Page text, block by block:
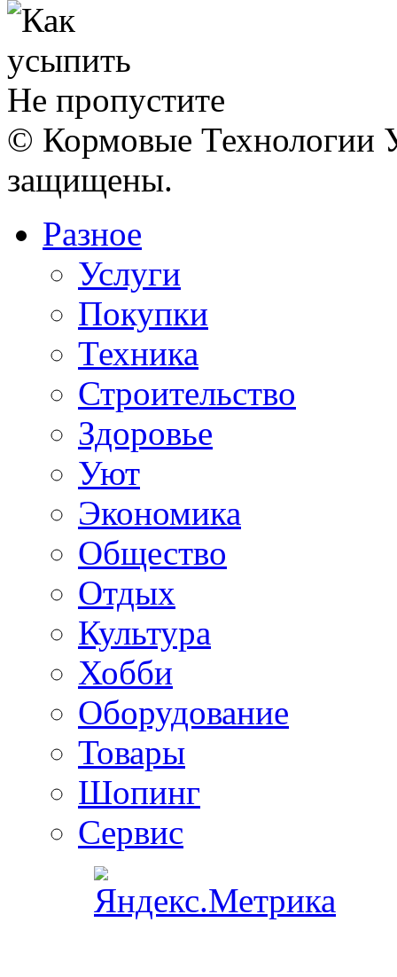
Не пропустите
© Кормовые Технологии
защищены.
Разное
Услуги
Покупки
Техника
Строительство
Здоровье
Уют
Экономика
Общество
Отдых
Культура
Хобби
Оборудование
Товары
Шопинг
Сервис